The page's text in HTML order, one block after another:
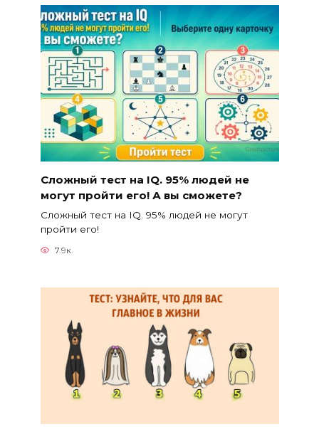
Сложный тест на IQ. 95% людей не
могут пройти его! А вы сможете?
Сложный тест на IQ. 95% людей не могут
пройти его!
7.9к.